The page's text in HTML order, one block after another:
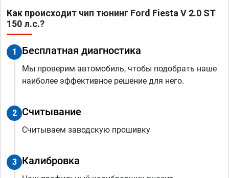
Как происходит чип тюнинг Ford Fiesta V 2.0 ST
150 л.с.?
1 Бесплатная диагностика
Мы проверим автомобиль, чтобы подобрать наше
наиболее эффективное решение для него.
2 Считывание
Считываем заводскую прошивку
3 Калибровка